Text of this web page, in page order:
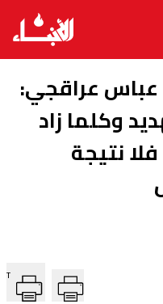
عباس عراقجي:
وكلما زاد
نتيجة
T